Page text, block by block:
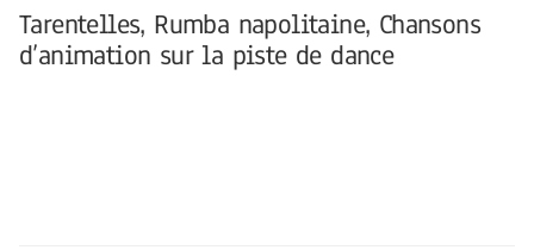
Tarentelles, Rumba napolitaine, Chansons
d’animation sur la piste de dance